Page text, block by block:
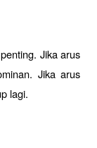
Jika arus
Jika arus
lagi.